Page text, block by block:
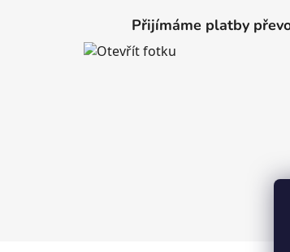
Přijímáme platby